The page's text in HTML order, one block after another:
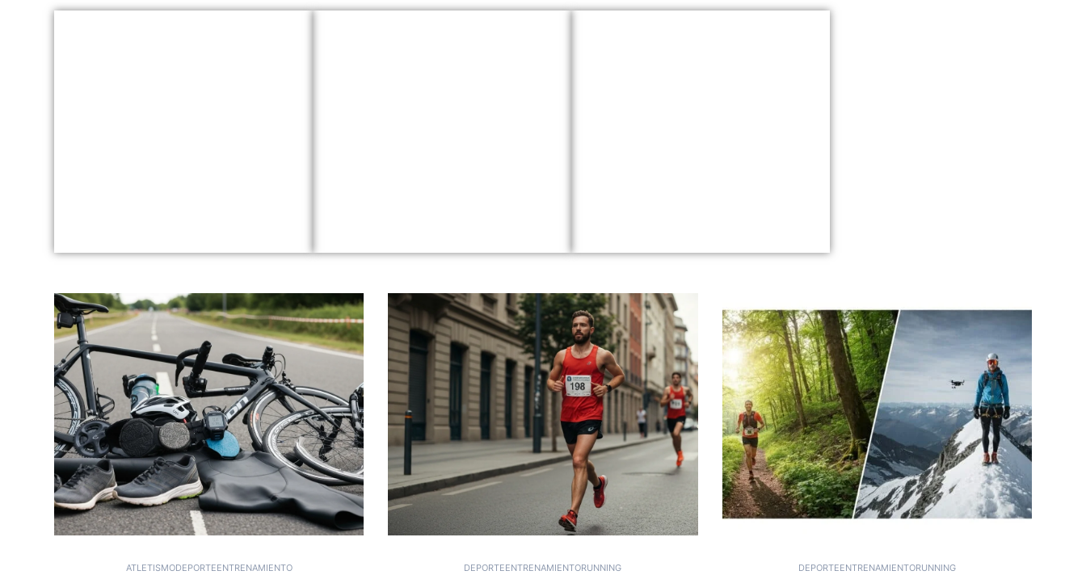
ATLETISMODEPORTEENTRENAMIENTO DEPORTEENTRENAMIENTORUNNING DEPORTEENTRENAMIENTORUNNING